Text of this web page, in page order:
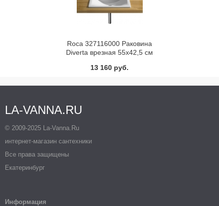
Roca 327116000 Раковина
Diverta врезная 55x42,5 см
13 160 руб.
LA-VANNA.RU
© 2009-2025 La-Vanna.Ru
интернет-магазин сантехники
Все права защищены
Екатеринбург
Информация